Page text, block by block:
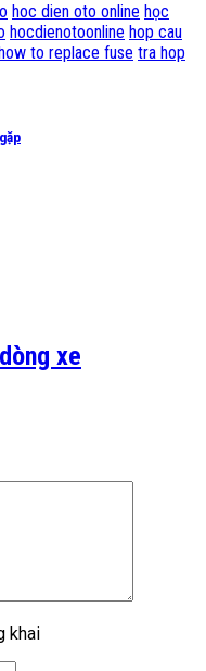
hoc dien oto online học
hocdienotoonline hop cau
how to replace fuse tra hop
xe
khai